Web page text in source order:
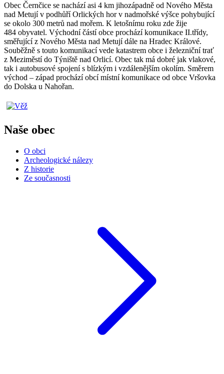
Obec Černčice se nachází asi 4 km jihozápadně od Nového Města
nad Metují v podhůří Orlických hor v nadmořské výšce pohybující
se okolo 300 metrů nad mořem. K letošnímu roku zde žije
484 obyvatel. Východní částí obce prochází komunikace II.třídy,
směřující z Nového Města nad Metují dále na Hradec Králové.
Souběžně s touto komunikací vede katastrem obce i železniční trať
z Meziměstí do Týniště nad Orlicí. Obec tak má dobré jak vlakové,
tak i autobusové spojení s blízkým i vzdálenějším okolím. Směrem
východ – západ prochází obcí místní komunikace od obce Vršovka
do Dolska u Nahořan.
Naše obec
O obci
Archeologické nálezy
Z historie
Ze současnosti